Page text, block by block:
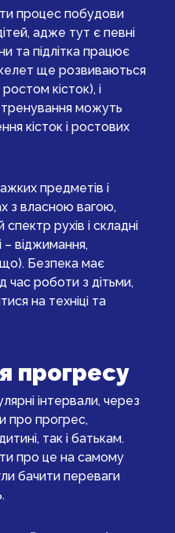
процес побудови
адже тут є певні
та підлітка працює
ще розвиваються
кісток), і
тренування можуть
кісток і ростових
предметів і
з власною вагою,
рухів і складні
– віджимання,
Безпека має
час роботи з дітьми,
на техніці та
прогресу
інтервали, через
про прогрес,
так і батькам.
про це на самому
бачити переваги